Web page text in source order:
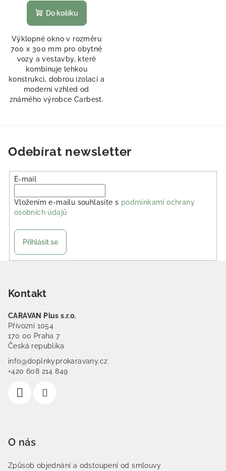
Do košíku
Výklopné okno v rozměru
700 x 300 mm pro obytné
vozy a vestavby, které
kombinuje lehkou
konstrukci, dobrou izolaci a
moderní vzhled od
známého výrobce Carbest.
Odebírat newsletter
E-mail
Vložením e-mailu souhlasíte s podmínkami ochrany
osobních údajů
Přihlásit se
Kontakt
CARAVAN Plus s.r.o.
Přívozní 1054
170 00 Praha 7
Česká republika
info@doplnkyprokaravany.cz
+420 608 214 849
O nás
Způsob objednání a odstoupení od smlouvy